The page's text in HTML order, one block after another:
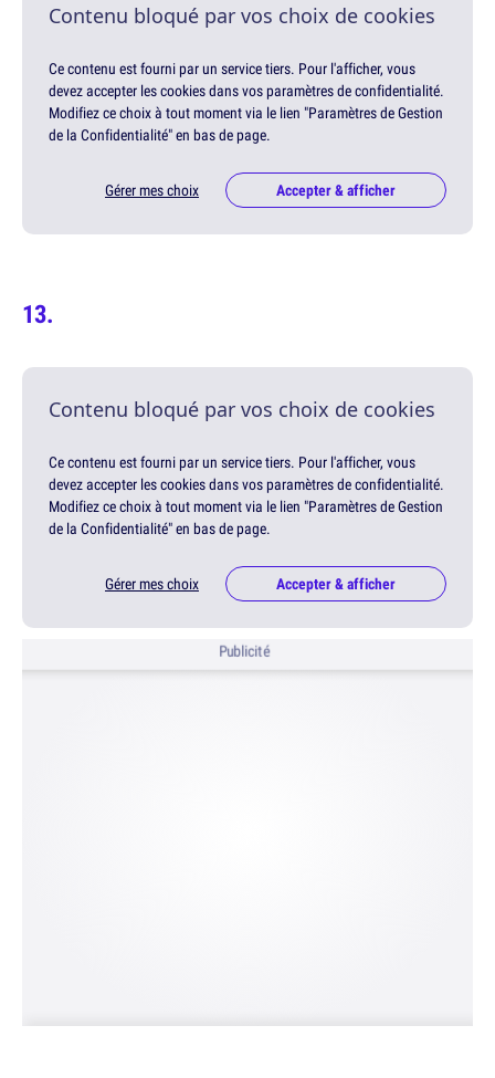
Contenu bloqué par vos choix de cookies
Ce contenu est fourni par un service tiers. Pour l'afficher, vous
devez accepter les cookies dans vos paramètres de confidentialité.
Modifiez ce choix à tout moment via le lien "Paramètres de Gestion
de la Confidentialité" en bas de page.
Gérer mes choix Accepter & afficher
Contenu bloqué par vos choix de cookies
Ce contenu est fourni par un service tiers. Pour l'afficher, vous
devez accepter les cookies dans vos paramètres de confidentialité.
Modifiez ce choix à tout moment via le lien "Paramètres de Gestion
de la Confidentialité" en bas de page.
Gérer mes choix Accepter & afficher
Publicité